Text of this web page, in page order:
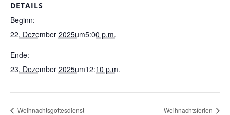
DETAILS
Beginn:
22. Dezember 2025um5:00 p.m.
Ende:
23. Dezember 2025um12:10 p.m.
Weihnachtsgottesdienst Weihnachtsferien